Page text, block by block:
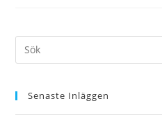
Senaste Inläggen